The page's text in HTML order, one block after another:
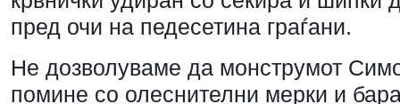
пред очи на педесетина граѓани.
Не дозволуваме да монструмот
помине со олеснителни мерки и